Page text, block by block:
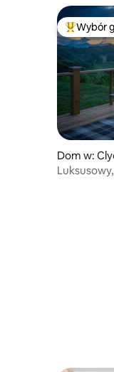
Wybór
Dom w: